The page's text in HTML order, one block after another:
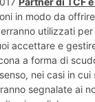
edizioni,
Milano.